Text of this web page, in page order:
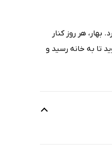
هر روز کنار
تا به خانه رسید و